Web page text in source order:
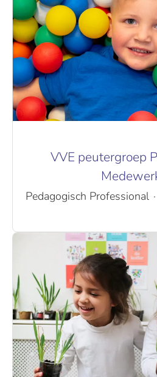
VVE peutergroep
Pedagogisch Professional ·